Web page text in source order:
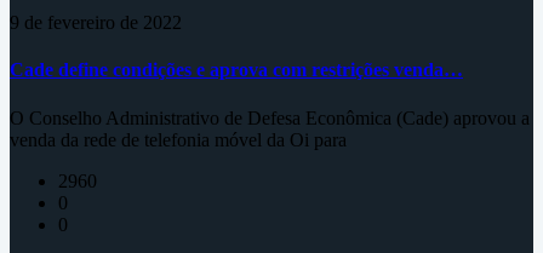
9 de fevereiro de 2022
Cade define condições e aprova com restrições venda…
O Conselho Administrativo de Defesa Econômica (Cade) aprovou a
venda da rede de telefonia móvel da Oi para
2960
0
0